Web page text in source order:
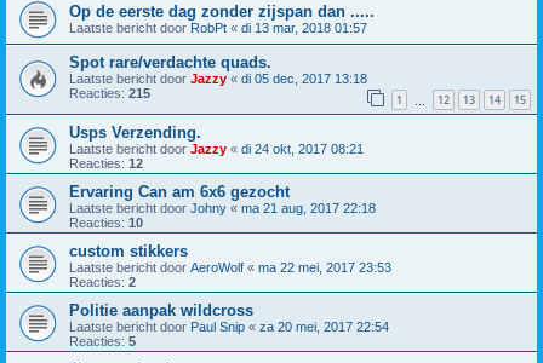
Op de eerste dag zonder zijspan dan .....
Laatste bericht door RobPt « di 13 mar, 2018 01:57
Spot rare/verdachte quads.
Laatste bericht door Jazzy « di 05 dec, 2017 13:18
Reacties: 215 1 12 13 14 15
Usps Verzending.
Laatste bericht door Jazzy « di 24 okt, 2017 08:21
Reacties: 12
Ervaring Can am 6x6 gezocht
Laatste bericht door Johny « ma 21 aug, 2017 22:18
Reacties: 10
custom stikkers
Laatste bericht door AeroWolf « ma 22 mei, 2017 23:53
Reacties: 2
Politie aanpak wildcross
Laatste bericht door Paul Snip « za 20 mei, 2017 22:54
Reacties: 5